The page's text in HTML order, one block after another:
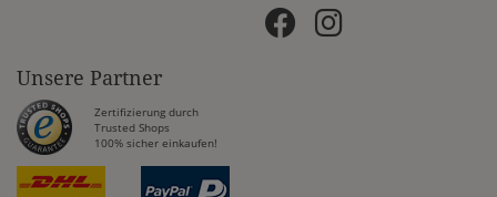
Unsere Partner
Zertifizierung durch
Trusted Shops
100% sicher einkaufen!